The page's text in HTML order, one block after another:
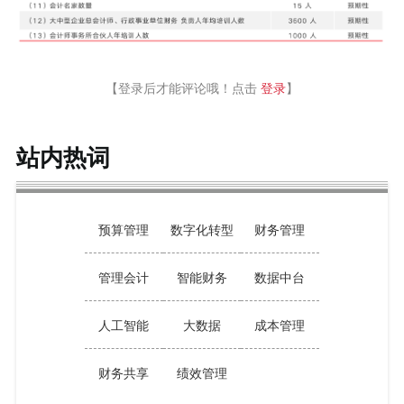
【登录后才能评论哦！点击 登录】
站内热词
预算管理 数字化转型 财务管理
管理会计 智能财务 数据中台
人工智能 大数据 成本管理
财务共享 绩效管理